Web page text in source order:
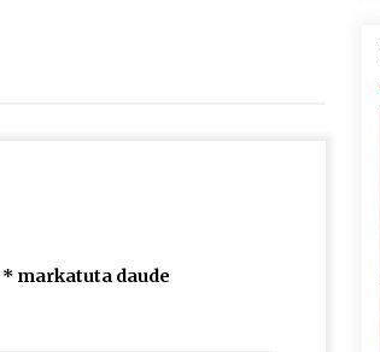
* markatuta daude